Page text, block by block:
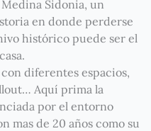
Sidonia, un
en donde perderse
histórico puede ser el
diferentes espacios,
Aquí prima la
por el entorno
mas de 20 años como su